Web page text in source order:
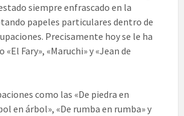
siempre enfrascado en la
papeles particulares dentro de
Precisamente hoy se le ha
Fary», «Maruchi» y «Jean de
como las «De piedra en
en árbol», «De rumba en rumba» y